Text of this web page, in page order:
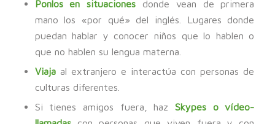
Ponlos en situaciones donde vean de primera
mano los «por qué» del inglés. Lugares donde
puedan hablar y conocer niños que lo hablen o
que no hablen su lengua materna.
Viajaal extranjero e interactúa con personas de
culturas diferentes.
Si tienes amigos fuera, hazSkypes o vídeo-